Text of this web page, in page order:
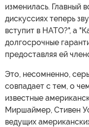
изменилась. Главный
дискуссиях теперь
вступит в НАТО?", а
долгосрочные
предоставляя ей
Это, несомненно,
совпадает с тем, о
известные
Миршаймер, Стивен
ведущих